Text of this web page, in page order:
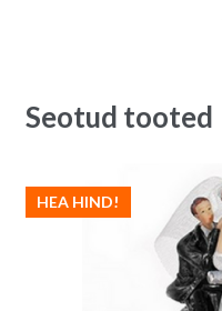
Seotud tooted
HEA HIND!